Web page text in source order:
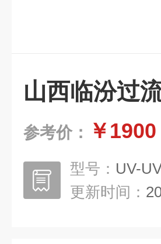
山西临汾过
参考价： ￥1900
型号： UV-
更新时间：